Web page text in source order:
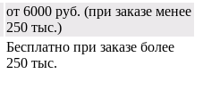
от 6000 руб. (при заказе менее
250 тыс.)
Бесплатно при заказе более
250 тыс.